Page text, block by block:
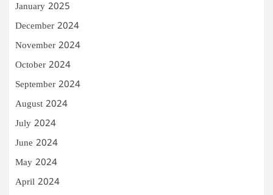
January 2025
December 2024
November 2024
October 2024
September 2024
August 2024
July 2024
June 2024
May 2024
April 2024